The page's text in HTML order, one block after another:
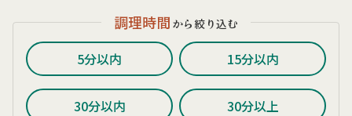
調理時間 から絞り込む
5分以内 15分以内
30分以内 30分以上